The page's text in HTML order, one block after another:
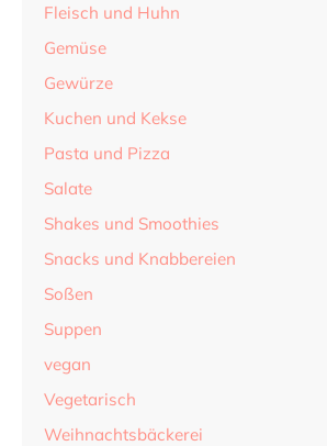
Fleisch und Huhn
Gemüse
Gewürze
Kuchen und Kekse
Pasta und Pizza
Salate
Shakes und Smoothies
Snacks und Knabbereien
Soßen
Suppen
vegan
Vegetarisch
Weihnachtsbäckerei